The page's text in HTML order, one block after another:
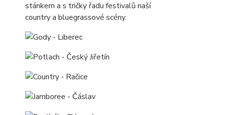
stánkem a s tričky řadu festivalů naší
country a bluegrassové scény.